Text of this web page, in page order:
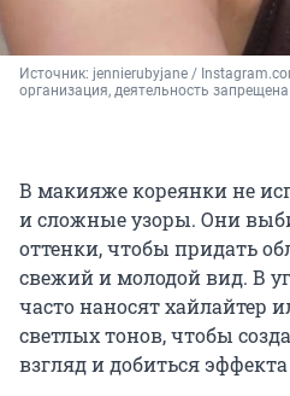
Источник: jennierubyjane /
организация, деятельность
В макияже кореянки не
и сложные узоры. Они
оттенки, чтобы придать
свежий и молодой вид. В
часто наносят
светлых тонов, чтобы
взгляд и добиться эффекта